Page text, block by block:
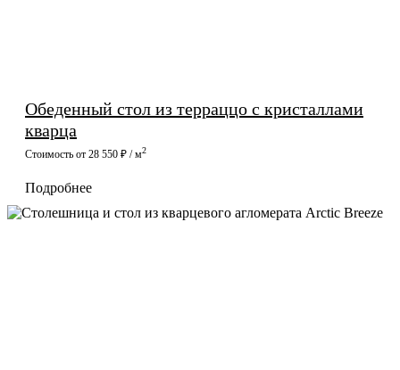
Обеденный стол из терраццо с кристаллами
кварца
Стоимость от 28 550 ₽ / м2
Подробнее